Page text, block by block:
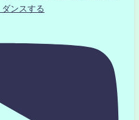
ンスする